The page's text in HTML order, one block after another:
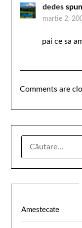
dedes
martie 2,
pai ce sa
Comments are
Amestecate